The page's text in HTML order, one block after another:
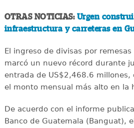
OTRAS NOTICIAS: Urgen
infraestructura y carreteras en
El ingreso de divisas por
marcó un nuevo récord durante
entrada de US$2,468.6 millones,
el monto mensual más alto en la
De acuerdo con el informe
Banco de Guatemala (Banguat),